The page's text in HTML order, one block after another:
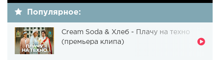
Популярное:
Cream Soda & Хлеб - Плачу на техно
(премьера клипа)